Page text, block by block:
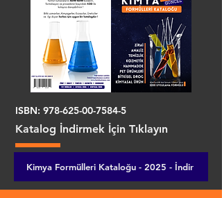
ISBN: 978-625-00-7584-5
Katalog İndirmek İçin Tıklayın
Kimya Formülleri Kataloğu - 2025 - İndir